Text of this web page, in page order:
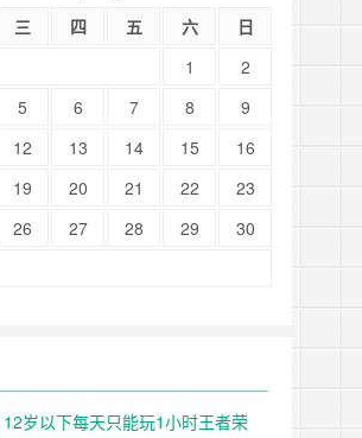
三 四 五 六
日
1
2
5 6 7 8
9
12 13 14 15
16
19 20 21 22
23
26 27 28 29
30
岁以下每天只能玩1小时王者荣